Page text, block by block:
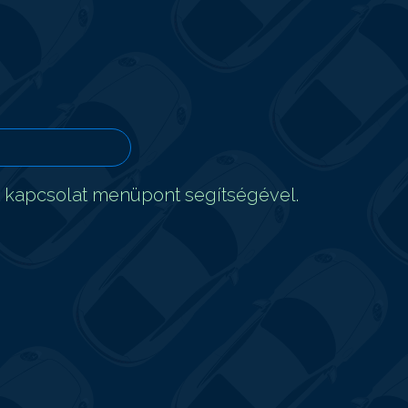
menüpont segítségével.